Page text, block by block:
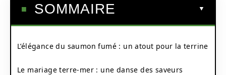
SOMMAIRE
L’élégance du saumon fumé : un atout pour la terrine
Le mariage terre-mer : une danse des saveurs